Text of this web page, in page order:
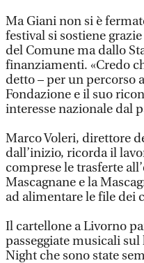
Ma Giani non si è
festival si sostiene
del Comune ma dallo
finanziamenti. «Credo
detto – per un percorso
Fondazione e il suo
interesse nazionale dal
Marco Voleri, direttore
dall’inizio, ricorda il
comprese le trasferte
Mascagnane e la
ad alimentare le file dei
Il cartellone a Livorno
passeggiate musicali
Night che sono state